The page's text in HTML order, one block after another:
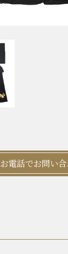
お電話でお問い